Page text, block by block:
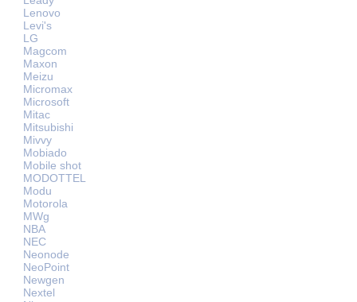
Lenovo
Levi's
LG
Magcom
Maxon
Meizu
Micromax
Microsoft
Mitac
Mitsubishi
Mivvy
Mobiado
Mobile shot
MODOTTEL
Modu
Motorola
MWg
NBA
NEC
Neonode
NeoPoint
Newgen
Nextel